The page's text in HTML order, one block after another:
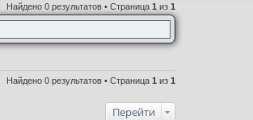
Найдено 0 результатов • Страница 1 из 1
Найдено 0 результатов • Страница 1 из 1
Перейти